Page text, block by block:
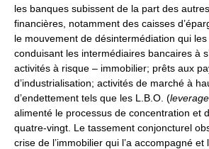
les banques subissent de la part des
financières, notamment des caisses
le mouvement de désintermédiation qui
conduisant les intermédiaires bancaires à
activités à risque – immobilier; prêts aux
d’industrialisation; activités de marché à
d’endettement tels que les L.B.O. (
alimenté le processus de concentration et
quatre-vingt. Le tassement conjoncturel
crise de l’immobilier qui l’a accompagné et